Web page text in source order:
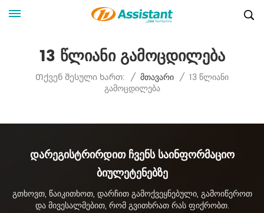
13 Წლიანი Გამოცდილება
Თქვენ Შესული Ხართ: / Მთავარი / 13 Წლიანი
Გამოცდილება
Დარეგისტრირდით Ჩვენს Საინფორმაციო
Ბიულეტენებზე
გთხოვთ, წაიკითხოთ, დარჩით გამოქვეყნებული, გამოიწეროთ
და მივესალმებით, რომ გვითხრათ რას ფიქრობთ.